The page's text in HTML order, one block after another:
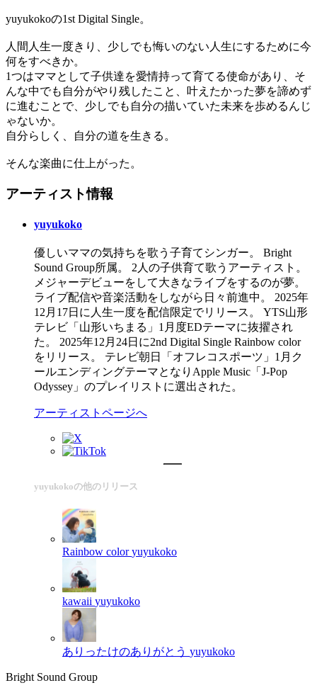
yuyukokoの1st Digital Single。
人間人生一度きり、少しでも悔いのない人生にするために今
何をすべきか。
1つはママとして子供達を愛情持って育てる使命があり、そ
んな中でも自分がやり残したこと、叶えたかった夢を諦めず
に進むことで、少しでも自分の描いていた未来を歩めるんじ
ゃないか。
自分らしく、自分の道を生きる。
そんな楽曲に仕上がった。
アーティスト情報
yuyukoko
優しいママの気持ちを歌う子育てシンガー。 Bright
Sound Group所属。 2人の子供育て歌うアーティスト。
メジャーデビューをして大きなライブをするのが夢。
ライブ配信や音楽活動をしながら日々前進中。 2025年
12月17日に人生一度を配信限定でリリース。 YTS山形
テレビ「山形いちまる」1月度EDテーマに抜擢され
た。 2025年12月24日に2nd Digital Single Rainbow color
をリリース。 テレビ朝日「オフレコスポーツ」1月ク
ールエンディングテーマとなりApple Music「J-Pop
Odyssey」のプレイリストに選出された。
アーティストページへ
yuyukokoの他のリリース
Rainbow color yuyukoko
kawaii yuyukoko
ありったけのありがとう yuyukoko
Bright Sound Group